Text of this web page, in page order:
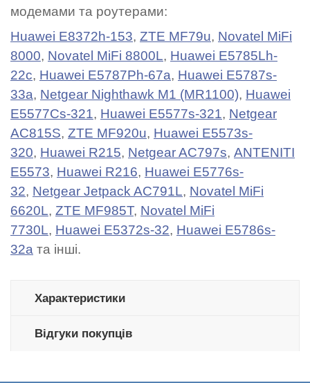
модемами та роутерами:
Huawei E8372h-153, ZTE MF79u, Novatel MiFi
8000, Novatel MiFi 8800L, Huawei E5785Lh-
22c, Huawei E5787Ph-67a, Huawei E5787s-
33a, Netgear Nighthawk M1‎ (MR1100), Huawei
E5577Cs-321, Huawei E5577s-321, Netgear
AC815S, ZTE MF920u, Huawei E5573s-
320, Huawei R215, Netgear AC797s, ANTENITI
E5573, Huawei R216, Huawei E5776s-
32, Netgear Jetpack AC791L, Novatel MiFi
6620L, ZTE MF985T, Novatel MiFi
7730L, Huawei E5372s-32, Huawei E5786s-
32a та інші.
Характеристики
Відгуки покупців